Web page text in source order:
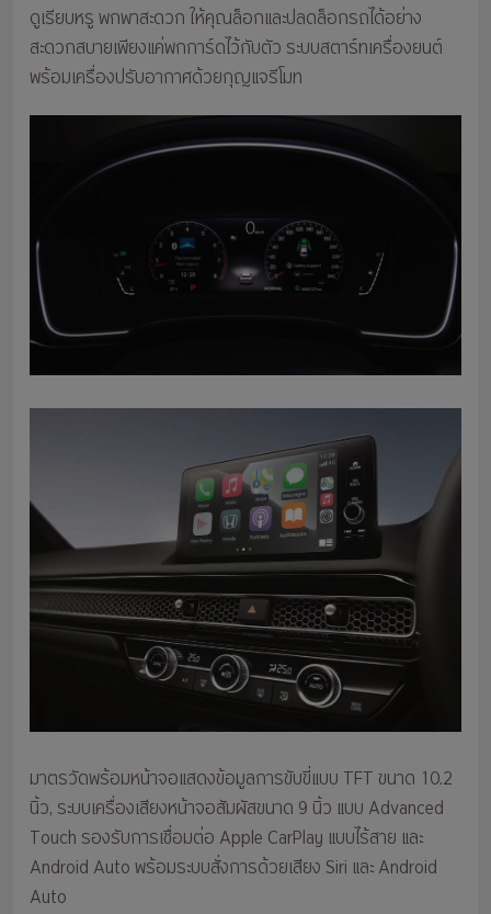
ดูเรียบหรู พกพาสะดวก ให้คุณล็อกและปลดล็อกรถได้อย่าง
สะดวกสบายเพียงแค่พกการ์ดไว้กับตัว ระบบสตาร์ทเครื่องยนต์
พร้อมเครื่องปรับอากาศด้วยกุญแจรีโมท
มาตรวัดพร้อมหน้าจอแสดงข้อมูลการขับขี่แบบ TFT ขนาด 10.2
นิ้ว, ระบบเครื่องเสียงหน้าจอสัมผัสขนาด 9 นิ้ว แบบ Advanced
Touch รองรับการเชื่อมต่อ Apple CarPlay แบบไร้สาย และ
Android Auto พร้อมระบบสั่งการด้วยเสียง Siri และ Android
Auto